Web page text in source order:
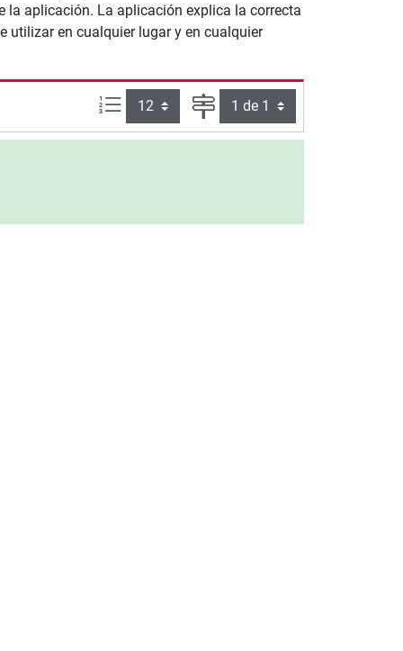
la aplicación. La aplicación explica la correcta
utilizar en cualquier lugar y en cualquier
Artículos por página:
Página